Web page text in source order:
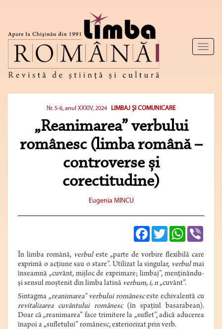
Toggle
Nr. 5-6, anul XXXIV, 2024 LIMBAJ ŞI COMUNICARE
„Reanimarea” verbului
românesc (limba română –
controverse și
corectitudine)
Eugenia MINCU
FacebookTwitterWhatsApp
În limba română, verbul este „parte de vorbire flexibilă care
exprimă o acțiune sau o stare”. Utilizat la singular, verbulmai
înseamnă „cuvânt, mijloc de exprimare; limbaj”, menținându-
și sensul moștenit din limba latină verbum, i, n„cuvânt”.
Sintagma „reanimarea” verbului românesceste echivalentă cu
revitalizarea cuvântului românesc(în spațiul basarabean).
Doar că „reanimarea” face trimitere la „suflet”, adică aducerea
înapoi a „sufletului” românesc, exteriorizat prin verb.